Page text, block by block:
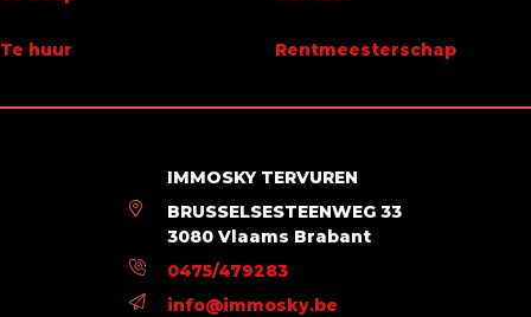
Beschikbaarheid onmiddellijk
Naam, Categorie & Ligging
Verdiepingen - aantal
In cijfers
Te huur Rentmeesterschap
IMMOSKY TERVUREN
BRUSSELSESTEENWEG 33
3080 Vlaams Brabant
0475/479283
info@immosky.be